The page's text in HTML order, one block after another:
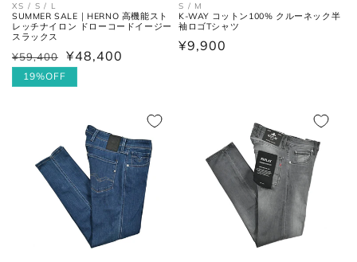
XS / S / L
SUMMER SALE｜HERNO 高機能スト
レッチナイロン ドローコードイージー
スラックス
通
常
¥59,400
セ
ー
¥48,400
19%OFF
S / M
K-WAY コットン100% クルーネック半
袖ロゴTシャツ
通
¥9,900
シューズ
全長
アウトソールに沿って前後の先端
を結んだ長さ。
最大幅
一番張り出しているアウトソール
の最大幅。
ヒール
高さ
ヒールの上端と下端を結んだ長